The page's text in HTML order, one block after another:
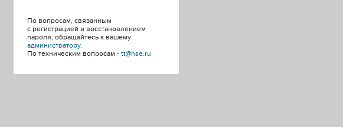
По вопросам, связанным
с регистрацией и восстановлением
пароля, обращайтесь к вашему
администратору.
По техническим вопросам - tt@hse.ru